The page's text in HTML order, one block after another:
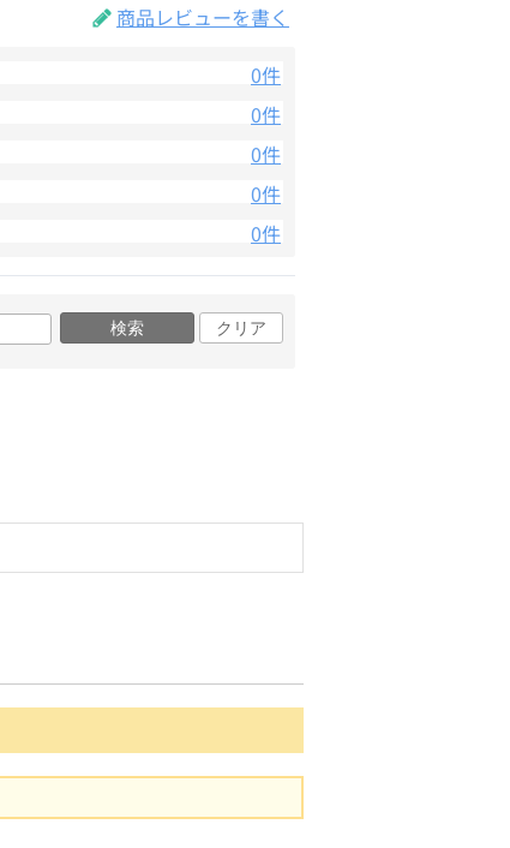
商品レビューを書く
0件
0件
0件
0件
0件
検索 クリア